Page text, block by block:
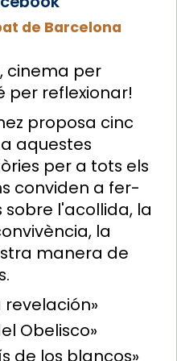
de Barcelona
cinema per
per reflexionar!
proposa cinc
aquestes
per a tots els
conviden a fer-
l'acollida, la
la
manera de
revelación»
Obelisco»